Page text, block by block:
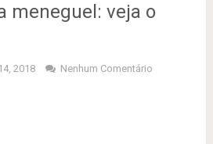
meneguel: veja o
2018 Nenhum Comentário